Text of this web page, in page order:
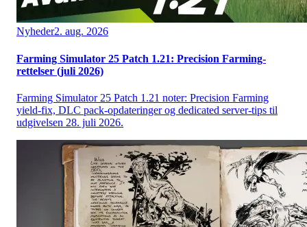
Nyheder2. aug. 2026
Farming Simulator 25 Patch 1.21: Precision Farming-
rettelser (juli 2026)
Farming Simulator 25 Patch 1.21 noter: Precision Farming
yield-fix, DLC pack-opdateringer og dedicated server-tips til
udgivelsen 28. juli 2026.